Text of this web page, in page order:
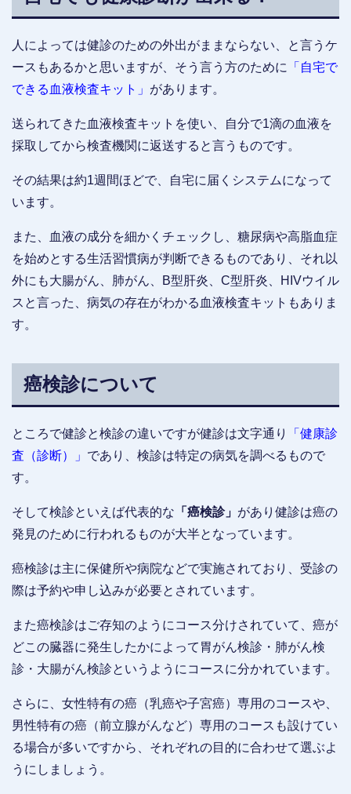
人によっては健診のための外出がままならない、と言うケ
ースもあるかと思いますが、そう言う方のために
「自宅で
できる血液検査キット」 があります。
送られてきた血液検査キットを使い、自分で1滴の血液を
採取してから検査機関に返送すると言うものです。
その結果は約1週間ほどで、自宅に届くシステムになって
います。
また、血液の成分を細かくチェックし、糖尿病や高脂血症
を始めとする生活習慣病が判断できるものであり、それ以
外にも大腸がん、肺がん、B型肝炎、C型肝炎、HIVウイル
スと言った、病気の存在がわかる血液検査キットもありま
す。
癌検診について
ところで健診と検診の違いですが健診は文字通り
「健康診
査（診断）」 であり、検診は特定の病気を調べるもので
す。
そして検診といえば代表的な 「癌検診」 があり健診は癌の
発見のために行われるものが大半となっています。
癌検診は主に保健所や病院などで実施されており、受診の
際は予約や申し込みが必要とされています。
また癌検診はご存知のようにコース分けされていて、癌が
どこの臓器に発生したかによって胃がん検診・肺がん検
診・大腸がん検診というようにコースに分かれています。
さらに、女性特有の癌（乳癌や子宮癌）専用のコースや、
男性特有の癌（前立腺がんなど）専用のコースも設けてい
る場合が多いですから、それぞれの目的に合わせて選ぶよ
うにしましょう。